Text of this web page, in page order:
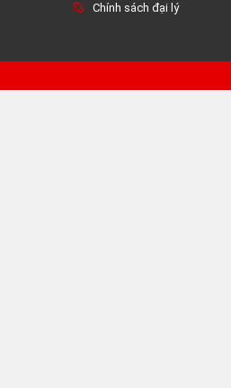
Chính sách đại lý